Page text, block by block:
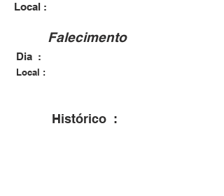
Local :
Histórico :
Dia :
Falecimento
Local :